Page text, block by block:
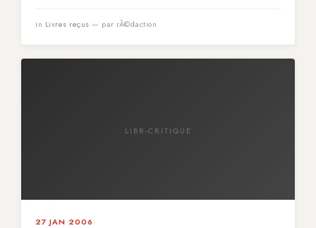
in Livres reçus — par rÃ©daction
LIBR-CRITIQUE
27 JAN 2006